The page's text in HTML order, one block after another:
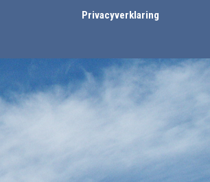
Privacyverklaring